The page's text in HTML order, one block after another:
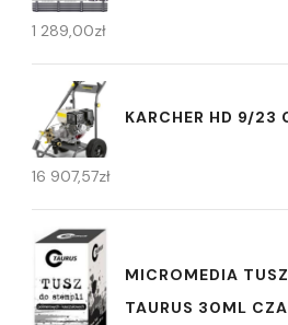
1 289,00zł
KARCHER HD 9/23
16 907,57zł
MICROMEDIA
TAURUS 30ML